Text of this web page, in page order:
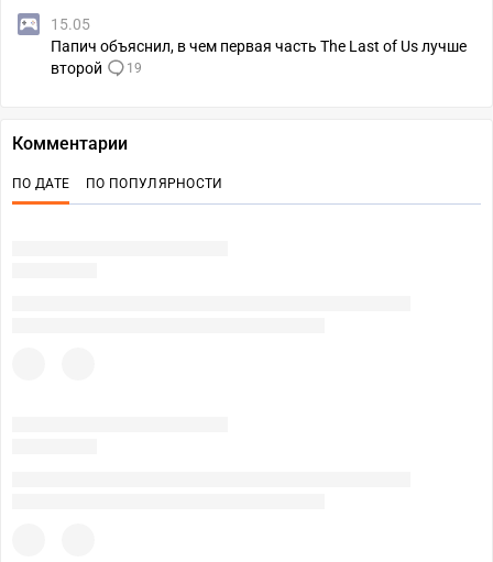
15.05
Папич объяснил, в чем первая часть The Last of Us лучше
второй
19
Комментарии
ПО ДАТЕ ПО ПОПУЛЯРНОСТИ